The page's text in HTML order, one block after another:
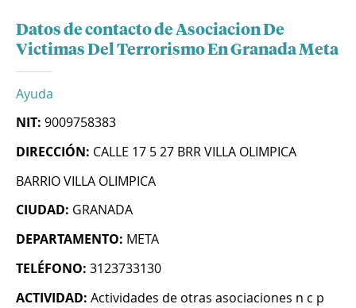
Datos de contacto de Asociacion De
Victimas Del Terrorismo En Granada Meta
Ayuda
NIT: 9009758383
DIRECCIÓN: CALLE 17 5 27 BRR VILLA OLIMPICA
BARRIO VILLA OLIMPICA
CIUDAD: GRANADA
DEPARTAMENTO: META
TELÉFONO: 3123733130
ACTIVIDAD: Actividades de otras asociaciones n c p